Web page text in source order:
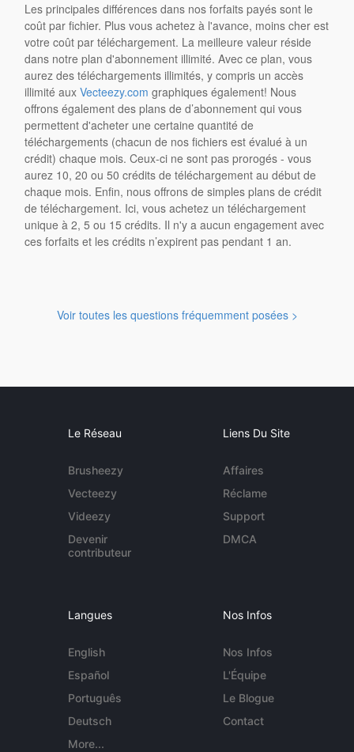
Les principales différences dans nos forfaits payés sont le
coût par fichier. Plus vous achetez à l'avance, moins cher est
votre coût par téléchargement. La meilleure valeur réside
dans notre plan d'abonnement illimité. Avec ce plan, vous
aurez des téléchargements illimités, y compris un accès
illimité auxVecteezy.com graphiques également! Nous
offrons également des plans de d’abonnement qui vous
permettent d'acheter une certaine quantité de
téléchargements (chacun de nos fichiers est évalué à un
crédit) chaque mois. Ceux-ci ne sont pas prorogés - vous
aurez 10, 20 ou 50 crédits de téléchargement au début de
chaque mois. Enfin, nous offrons de simples plans de crédit
de téléchargement. Ici, vous achetez un téléchargement
unique à 2, 5 ou 15 crédits. Il n'y a aucun engagement avec
ces forfaits et les crédits n’expirent pas pendant 1 an.
Voir toutes les questions fréquemment posées >
Le Réseau
Brusheezy
Vecteezy
Videezy
Devenir
contributeur
Liens Du Site
Affaires
Réclame
Support
DMCA
Langues
English
Español
Português
Deutsch
More...
Nos Infos
Nos Infos
L'Équipe
Le Blogue
Contact